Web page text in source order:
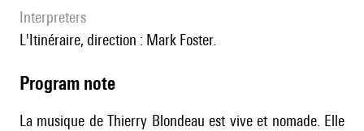
interpreters
l'Itinéraire, direction : Mark Foster.
Program note
La musique de Thierry Blondeau est vive et nomade. Elle